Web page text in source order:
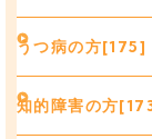
うつ病の方[175]
知的障害の方